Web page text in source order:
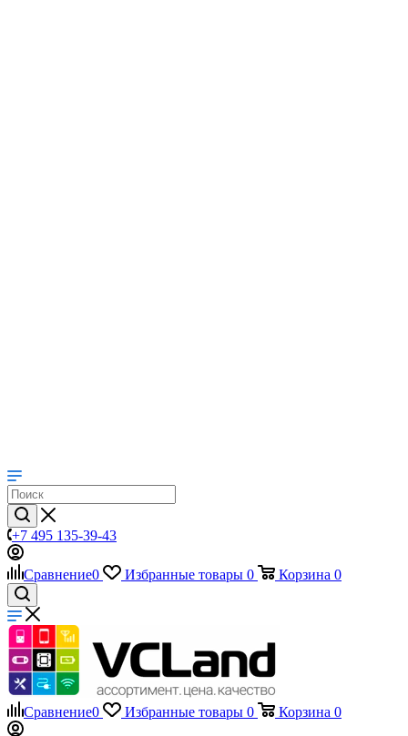
+7 495 135-39-43
Сравнение0 Избранные товары 0 Корзина 0
Сравнение0 Избранные товары 0 Корзина 0